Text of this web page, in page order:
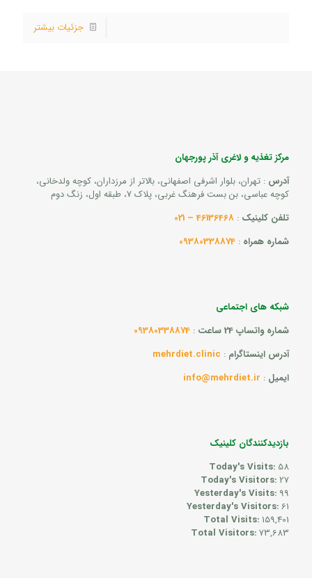
جزئیات بیشتر
مرکز تغذیه و لاغری آذر پورجهان
آدرس : تهران، بلوار اشرفی اصفهانی، بالاتر از مرزداران، کوچه ولدخانی،
کوچه عباسی، بن بست فرهنگ غربی، پلاک 7، طبقه اول، زنگ دوم
تلفن کلینیک :
46136468 – 021
شماره همراه :
09380338874
شبکه های اجتماعی
شماره واتساپ 24 ساعت
:
09380338874
آدرس اینستاگرام :
mehrdiet.clinic
ایمیل :
info@mehrdiet.ir
بازدیدکنندگان کلینیک
Today's Visits: 58
Today's Visitors:27
Yesterday's Visits: 99
Yesterday's Visitors:61
Total Visits:159,401
Total Visitors:73,683